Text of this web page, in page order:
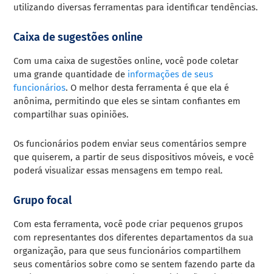
utilizando diversas ferramentas para identificar tendências.
Caixa de sugestões online
Com uma caixa de sugestões online, você pode coletar
uma grande quantidade de informações de seus
funcionários. O melhor desta ferramenta é que ela é
anônima, permitindo que eles se sintam confiantes em
compartilhar suas opiniões.
Os funcionários podem enviar seus comentários sempre
que quiserem, a partir de seus dispositivos móveis, e você
poderá visualizar essas mensagens em tempo real.
Grupo focal
Com esta ferramenta, você pode criar pequenos grupos
com representantes dos diferentes departamentos da sua
organização, para que seus funcionários compartilhem
seus comentários sobre como se sentem fazendo parte da